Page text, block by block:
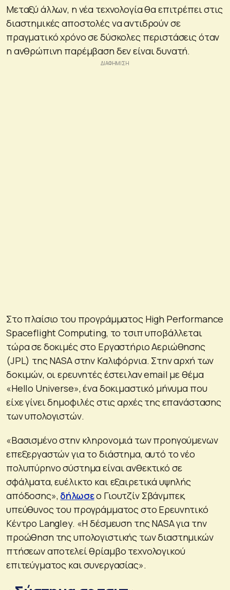
Μεταξύ άλλων, η νέα τεχνολογία θα επιτρέπει στις
διαστημικές αποστολές να αντιδρούν σε
πραγματικό χρόνο σε δύσκολες περιστάσεις όταν
η ανθρώπινη παρέμβαση δεν είναι δυνατή.
Στο πλαίσιο του προγράμματος High Performance
Spaceflight Computing, το τσιπ υποβάλλεται
τώρα σε δοκιμές στο Εργαστήριο Αεριώθησης
(JPL) της NASA στην Καλιφόρνια. Στην αρχή των
δοκιμών, οι ερευνητές έστειλαν email με θέμα
«Hello Universe», ένα δοκιμαστικό μήνυμα που
είχε γίνει δημοφιλές στις αρχές της επανάστασης
των υπολογιστών.
«Βασισμένο στην κληρονομιά των προηγούμενων
επεξεργαστών για το διάστημα, αυτό το νέο
πολυπύρηνο σύστημα είναι ανθεκτικό σε
σφάλματα, ευέλικτο και εξαιρετικά υψηλής
απόδοσης», δήλωσεο Γιουτζίν Σβάνμπεκ,
υπεύθυνος του προγράμματος στο Ερευνητικό
Κέντρο Langley. «Η δέσμευση της NASA για την
προώθηση της υπολογιστικής των διαστημικών
πτήσεων αποτελεί θρίαμβο τεχνολογικού
επιτεύγματος και συνεργασίας».